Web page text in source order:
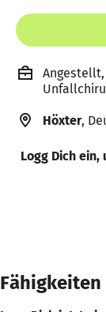
Höxter,
Logg Dich ein,